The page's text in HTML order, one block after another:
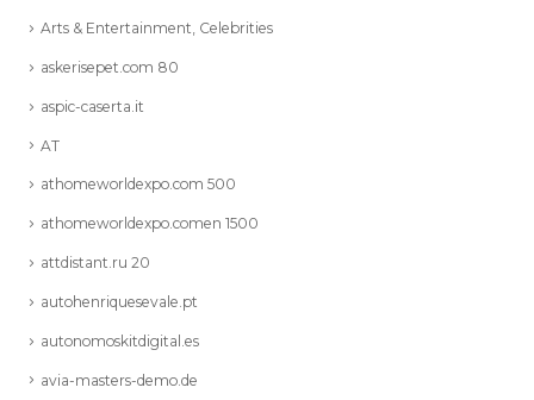
Arts & Entertainment, Celebrities
askerisepet.com 80
aspic-caserta.it
AT
athomeworldexpo.com 500
athomeworldexpo.comen 1500
attdistant.ru 20
autohenriquesevale.pt
autonomoskitdigital.es
avia-masters-demo.de